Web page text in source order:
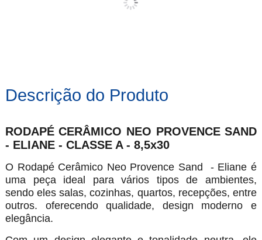
Descrição do Produto
RODAPÉ CERÂMICO NEO PROVENCE SAND
- ELIANE - CLASSE A - 8,5x30
O Rodapé Cerâmico Neo Provence Sand - Eliane é
uma peça ideal para vários tipos de ambientes,
sendo eles salas, cozinhas, quartos, recepções, entre
outros. oferecendo qualidade, design moderno e
elegância.